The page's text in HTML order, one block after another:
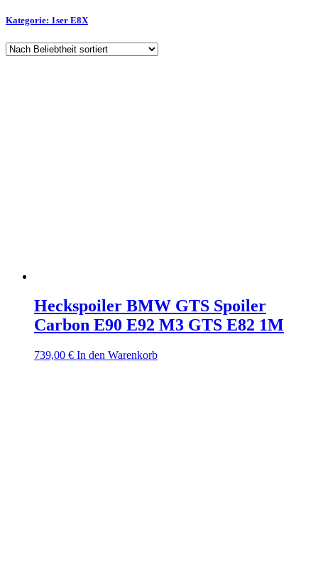
Kategorie: 1ser E8X
Heckspoiler BMW GTS Spoiler
Carbon E90 E92 M3 GTS E82 1M
739,00 € In den Warenkorb